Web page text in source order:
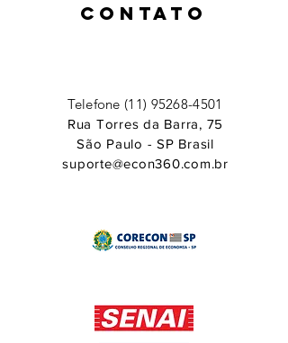
Contato
Telefone(11) 95268-4501
Rua Torres da Barra, 75
São Paulo - SP Brasil
suporte@econ360.com.br